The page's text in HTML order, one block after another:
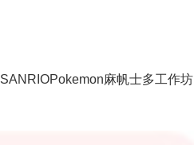
SANRIOPokemon麻帆士多工作坊